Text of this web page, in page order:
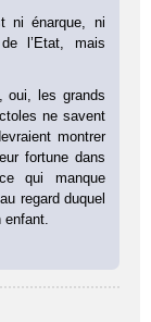
ni énarque, ni
l’Etat, mais
oui, les grands
ne savent
montrer
fortune dans
qui manque
regard duquel